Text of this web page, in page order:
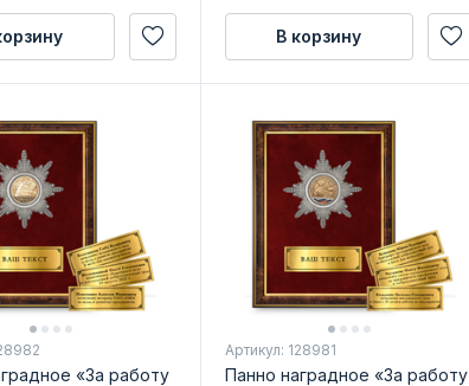
В корзину
«За работу
Артикул: 128981
Панно наградное «За работу